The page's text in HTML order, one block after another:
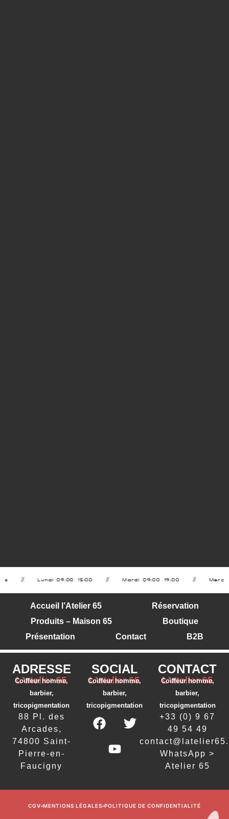
Lundi 09:00–15:00 Mardi 09:00–19:00
Accueil l’Atelier 65
Réservation
Produits – Maison 65
Boutique
Présentation
Contact B2B
ADRESSE
L'atelier 65
Coiffeur homme,
barbier,
tricopigmentation
88 Pl. des
Arcades,
74800 Saint-
Pierre-en-
Faucigny
SOCIAL
L'atelier 65
Coiffeur homme,
barbier,
tricopigmentation
CONTACT
L'atelier 65
Coiffeur homme,
barbier,
tricopigmentation
+33 (0) 9 67
49 54 49
WhatsApp >
Atelier 65
CGV MENTIONS LÉGALES POLITIQUE DE CONFIDENTIALITÉ